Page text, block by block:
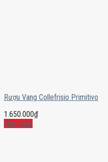
Rượu Vang Collefrisio Primitivo
1.650.000₫
Mua ngay